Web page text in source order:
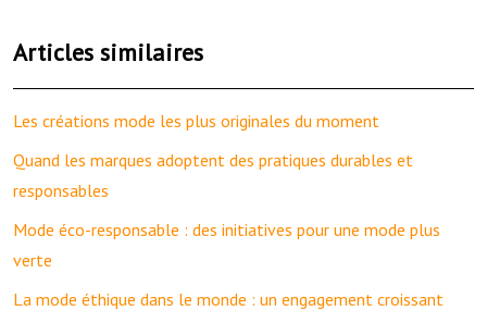
Articles similaires
Les créations mode les plus originales du moment
Quand les marques adoptent des pratiques durables et
responsables
Mode éco-responsable : des initiatives pour une mode plus
verte
La mode éthique dans le monde : un engagement croissant